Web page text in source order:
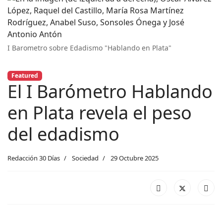
I Barometro sobre Edadismo "Hablando en Plata"
Featured
El I Barómetro Hablando
en Plata revela el peso
del edadismo
Redacción 30 Días Sociedad 29 Octubre 2025